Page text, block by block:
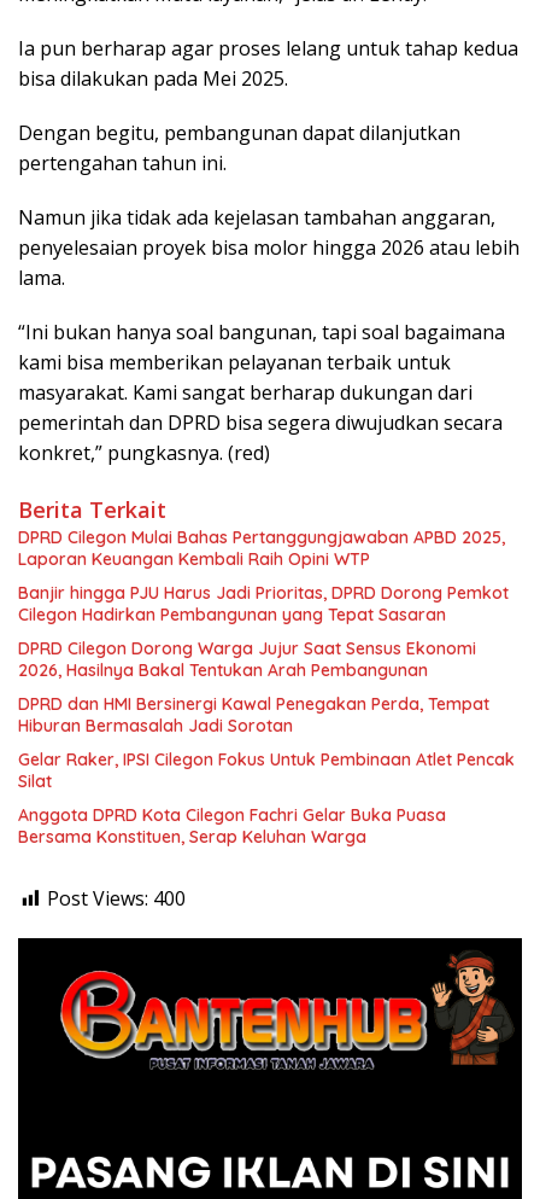
Ia pun berharap agar proses lelang untuk tahap kedua
bisa dilakukan pada Mei 2025.
Dengan begitu, pembangunan dapat dilanjutkan
pertengahan tahun ini.
Namun jika tidak ada kejelasan tambahan anggaran,
penyelesaian proyek bisa molor hingga 2026 atau lebih
lama.
“Ini bukan hanya soal bangunan, tapi soal bagaimana
kami bisa memberikan pelayanan terbaik untuk
masyarakat. Kami sangat berharap dukungan dari
pemerintah dan DPRD bisa segera diwujudkan secara
konkret,” pungkasnya. (red)
Berita Terkait
DPRD Cilegon Mulai Bahas Pertanggungjawaban APBD 2025,
Laporan Keuangan Kembali Raih Opini WTP
Banjir hingga PJU Harus Jadi Prioritas, DPRD Dorong Pemkot
Cilegon Hadirkan Pembangunan yang Tepat Sasaran
DPRD Cilegon Dorong Warga Jujur Saat Sensus Ekonomi
2026, Hasilnya Bakal Tentukan Arah Pembangunan
DPRD dan HMI Bersinergi Kawal Penegakan Perda, Tempat
Hiburan Bermasalah Jadi Sorotan
Gelar Raker, IPSI Cilegon Fokus Untuk Pembinaan Atlet Pencak
Silat
Anggota DPRD Kota Cilegon Fachri Gelar Buka Puasa
Bersama Konstituen, Serap Keluhan Warga
Post Views: 400